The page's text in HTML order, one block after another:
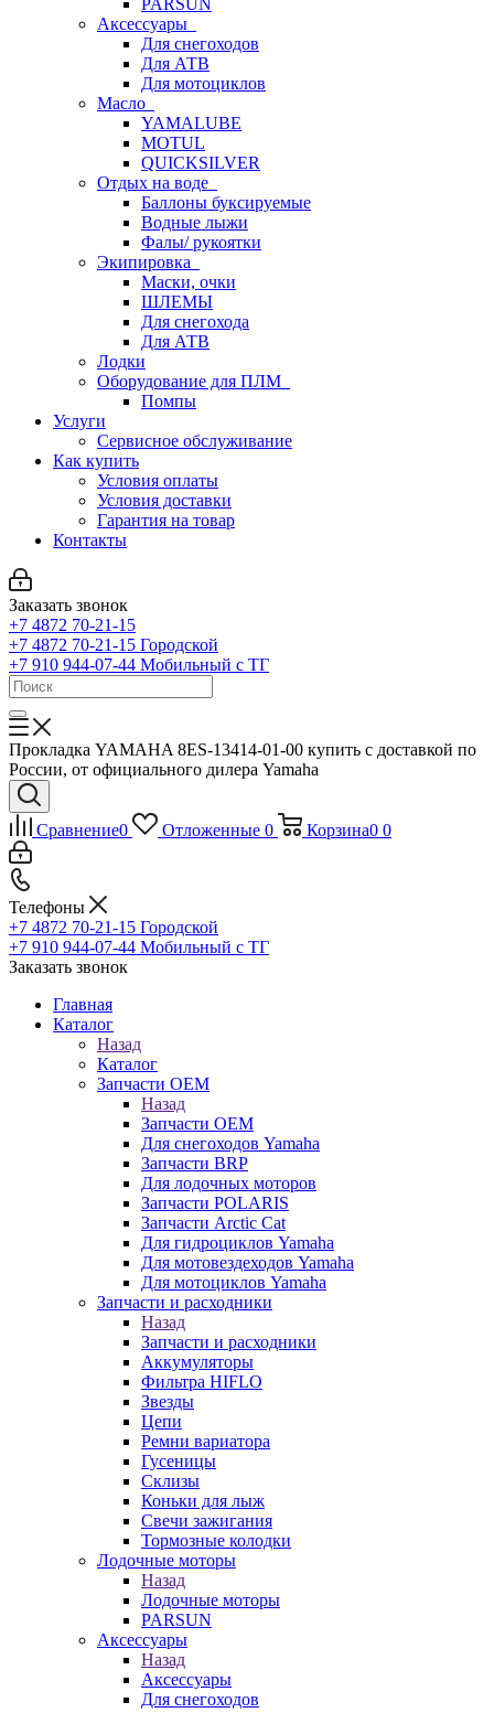
PARSUN
Аксессуары
Для снегоходов
Для АТВ
Для мотоциклов
Масло
YAMALUBE
MOTUL
QUICKSILVER
Отдых на воде
Баллоны буксируемые
Водные лыжи
Фалы/ рукоятки
Экипировка
Маски, очки
ШЛЕМЫ
Для снегохода
Для АТВ
Лодки
Оборудование для ПЛМ
Помпы
Услуги
Сервисное обслуживание
Как купить
Условия оплаты
Условия доставки
Гарантия на товар
Контакты
Заказать звонок
+7 4872 70-21-15
+7 4872 70-21-15 Городской
+7 910 944-07-44 Мобильный с ТГ
Прокладка YAMAHA 8ES-13414-01-00 купить с доставкой по
России, от официального дилера Yamaha
Сравнение0 Отложенные 0 Корзина0 0
Телефоны
+7 4872 70-21-15 Городской
+7 910 944-07-44 Мобильный с ТГ
Заказать звонок
Главная
Каталог
Назад
Каталог
Запчасти OEM
Назад
Запчасти OEM
Для снегоходов Yamaha
Запчасти BRP
Для лодочных моторов
Запчасти POLARIS
Запчасти Arctic Cat
Для гидроциклов Yamaha
Для мотовездеходов Yamaha
Для мотоциклов Yamaha
Запчасти и расходники
Назад
Запчасти и расходники
Аккумуляторы
Фильтра HIFLO
Звезды
Цепи
Ремни вариатора
Гусеницы
Склизы
Коньки для лыж
Свечи зажигания
Тормозные колодки
Лодочные моторы
Назад
Лодочные моторы
PARSUN
Аксессуары
Назад
Аксессуары
Для снегоходов